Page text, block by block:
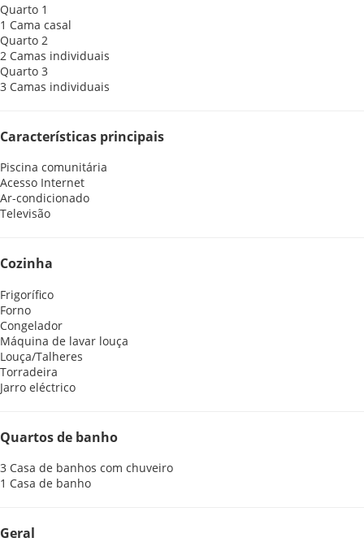
Quarto 1
1 Cama casal
Quarto 2
2 Camas individuais
Quarto 3
3 Camas individuais
Características principais
Piscina comunitária
Acesso Internet
Ar-condicionado
Televisão
Cozinha
Frigorífico
Forno
Congelador
Máquina de lavar louça
Louça/Talheres
Torradeira
Jarro eléctrico
Quartos de banho
3 Casa de banhos com chuveiro
1 Casa de banho
Geral